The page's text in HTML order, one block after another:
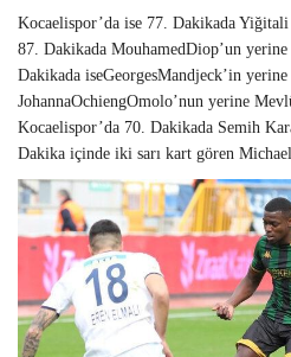
Kocaelispor’da ise 77. Dakikada
87. Dakikada MouhamedDiop’un
Dakikada iseGeorgesMandjeck’in
JohannaOchiengOmolo’nun yerine
Kocaelispor’da 70. Dakikada Semih
Dakika içinde iki sarı kart gören Michael